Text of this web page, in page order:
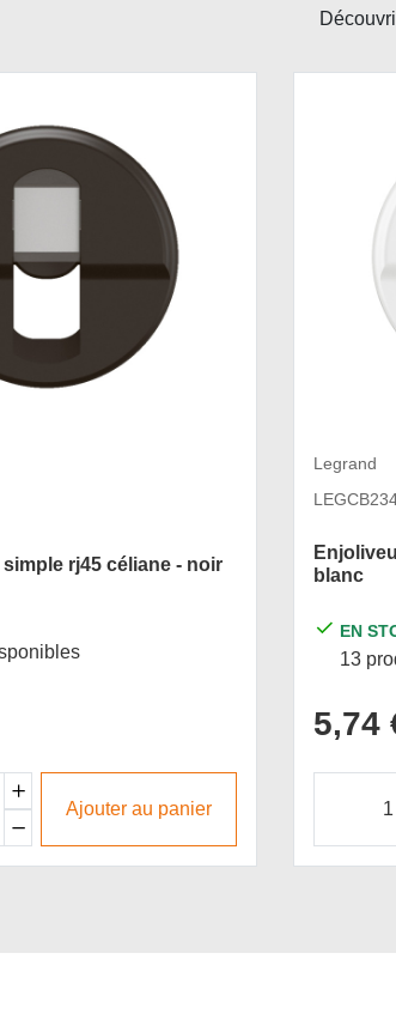
rj45 céliane - noir
Ajouter au panier
Legrand
blanc
EN
13
5,74